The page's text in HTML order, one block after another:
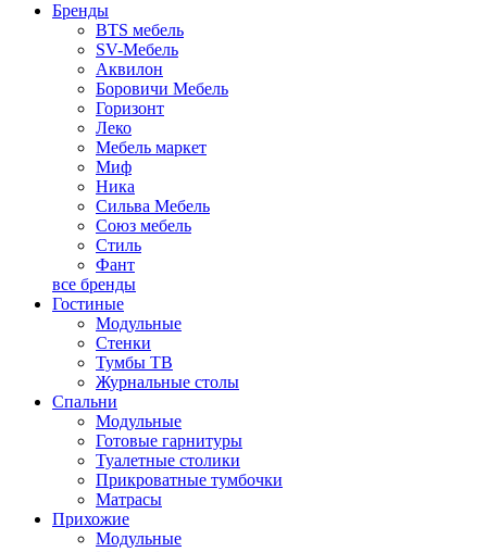
Бренды
BTS мебель
SV-Мебель
Аквилон
Боровичи Мебель
Горизонт
Леко
Мебель маркет
Миф
Ника
Сильва Мебель
Союз мебель
Стиль
Фант
все бренды
Гостиные
Модульные
Стенки
Тумбы ТВ
Журнальные столы
Спальни
Модульные
Готовые гарнитуры
Туалетные столики
Прикроватные тумбочки
Матрасы
Прихожие
Модульные